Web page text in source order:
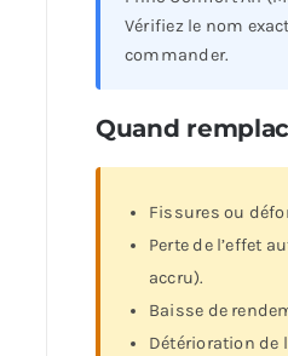
Vérifiez le nom
commander.
Quand
Fissures ou
Perte de l’effet
accru).
Baisse de
Détérioration de